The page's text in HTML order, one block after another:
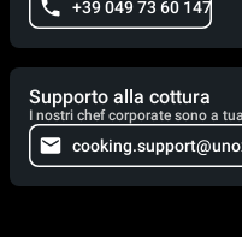
+39 049 73 60 147
Supporto alla cottura
I nostri chef corporate sono a